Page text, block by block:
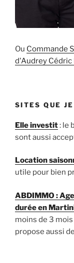
Ou Commande
d'Audrey Cédric
SITES QUE
Elle investit: le
sont aussi
Location
utile pour bien
ABDIMMO :
durée en
moins de 3
propose aussi